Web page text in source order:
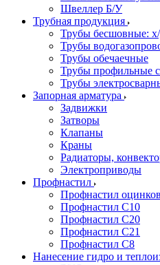
Швеллер Б/У
Трубная продукция
Трубы бесшовные:
Трубы
Трубы обечаечные
Трубы профильные
Трубы
Запорная арматура
Задвижки
Затворы
Клапаны
Краны
Радиаторы,
Электроприводы
Профнастил
Профнастил
Профнастил С10
Профнастил С20
Профнастил С21
Профнастил С8
Нанесение гидро и